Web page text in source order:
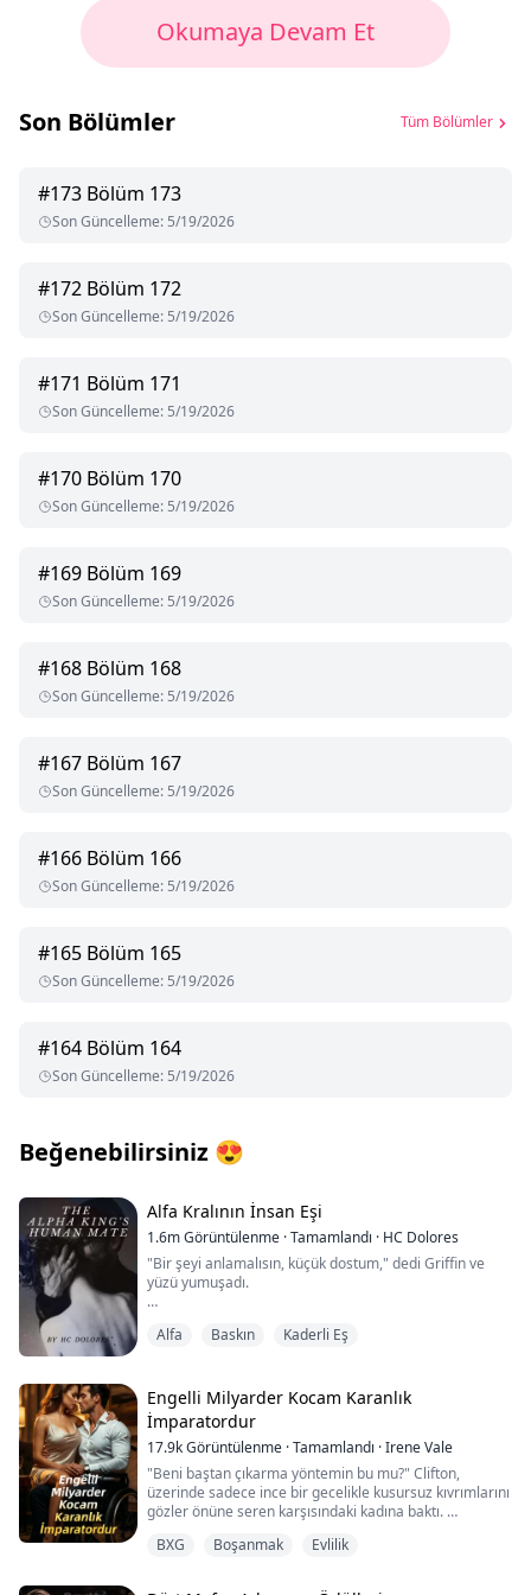
Okumaya Devam Et
Son Bölümler Tüm Bölümler
#173 Bölüm 173
Son Güncelleme: 5/19/2026
#172 Bölüm 172
Son Güncelleme: 5/19/2026
#171 Bölüm 171
Son Güncelleme: 5/19/2026
#170 Bölüm 170
Son Güncelleme: 5/19/2026
#169 Bölüm 169
Son Güncelleme: 5/19/2026
#168 Bölüm 168
Son Güncelleme: 5/19/2026
#167 Bölüm 167
Son Güncelleme: 5/19/2026
#166 Bölüm 166
Son Güncelleme: 5/19/2026
#165 Bölüm 165
Son Güncelleme: 5/19/2026
#164 Bölüm 164
Son Güncelleme: 5/19/2026
Beğenebilirsiniz 😍
Alfa Kralının İnsan Eşi
1.6mGörüntülenme ·Tamamlandı · HC Dolores
"Bir şeyi anlamalısın, küçük dostum," dedi Griffin ve
yüzü yumuşadı.
hissettiğim neredeyse on yıl demek. Bir yanım senin
evimde."
Ellerinden birini yanağıma dokundurup okşadı ve her
yerde ürpertiler oluştu.
"Sensiz yeterince zaman geçirdim ve artık hiçbir şeyin
bizi ayırmasına izin vermeyeceğim. Ne diğer kurtlar, ne
ne de senin ailen - ve hatta sen bile."
Alfa Baskın Kaderli Eş
Engelli Milyarder Kocam Karanlık
İmparatordur
17.9kGörüntülenme ·Tamamlandı ·Irene Vale
"Beni baştan çıkarma yöntemin bu mu?" Clifton,
üzerinde sadece ince bir gecelikle kusursuz kıvrımlarını
gözler önüne seren karşısındaki kadına baktı.
"İtiraf ediyorum, ilgimi çekiyorsun." Clifton aniden
parmakları dolgun göğüslerimden aşağı inip
BXG Boşanmak Evlilik